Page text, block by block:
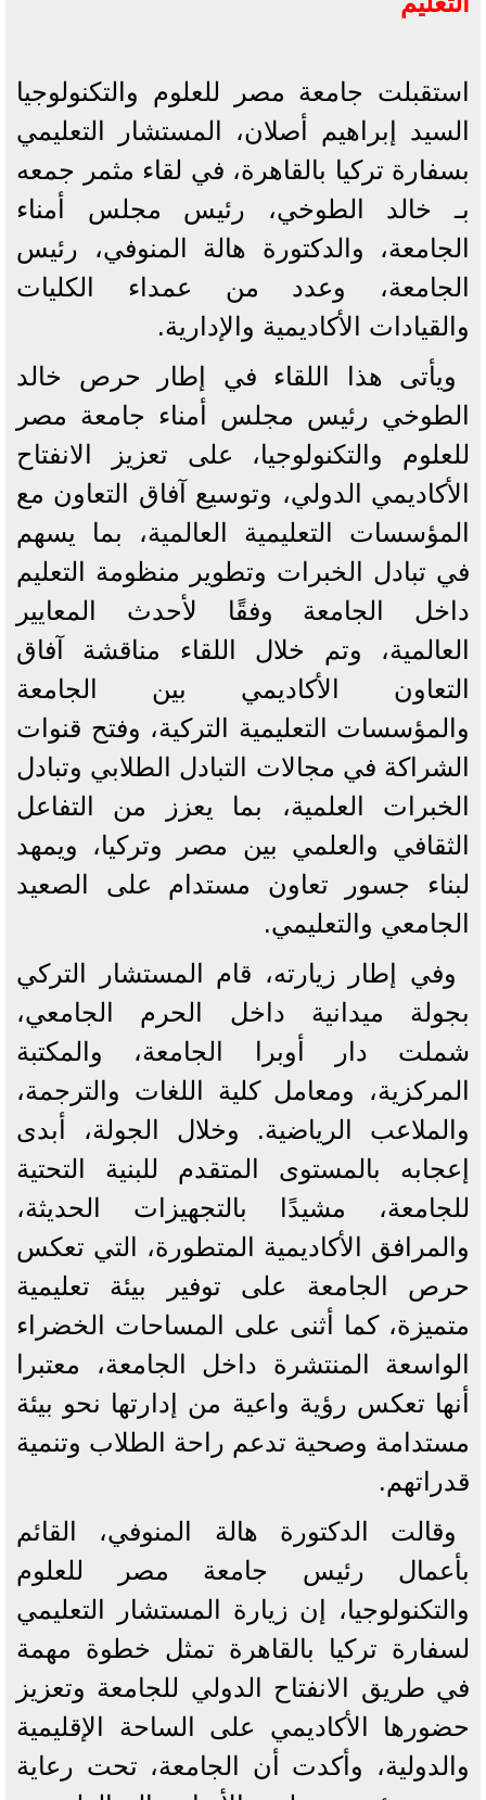
استقبلت جامعة مصر للعلوم والتكنولوجيا
السيد إبراهيم أصلان، المستشار التعليمي
بسفارة تركيا بالقاهرة، في لقاء مثمر جمعه
بـ خالد الطوخي، رئيس مجلس أمناء
الجامعة، والدكتورة هالة المنوفي، رئيس
الجامعة، وعدد من عمداء الكليات
والقيادات الأكاديمية والإدارية.
ويأتى هذا اللقاء في إطار حرص خالد
الطوخي رئيس مجلس أمناء جامعة مصر
للعلوم والتكنولوجيا، على تعزيز الانفتاح
الأكاديمي الدولي، وتوسيع آفاق التعاون مع
المؤسسات التعليمية العالمية، بما يسهم
في تبادل الخبرات وتطوير منظومة التعليم
داخل الجامعة وفقًا لأحدث المعايير
العالمية، وتم خلال اللقاء مناقشة آفاق
التعاون الأكاديمي بين الجامعة
والمؤسسات التعليمية التركية، وفتح قنوات
الشراكة في مجالات التبادل الطلابي وتبادل
الخبرات العلمية، بما يعزز من التفاعل
الثقافي والعلمي بين مصر وتركيا، ويمهد
لبناء جسور تعاون مستدام على الصعيد
الجامعي والتعليمي.
وفي إطار زيارته، قام المستشار التركي
بجولة ميدانية داخل الحرم الجامعي،
شملت دار أوبرا الجامعة، والمكتبة
المركزية، ومعامل كلية اللغات والترجمة،
والملاعب الرياضية. وخلال الجولة، أبدى
إعجابه بالمستوى المتقدم للبنية التحتية
للجامعة، مشيدًا بالتجهيزات الحديثة،
والمرافق الأكاديمية المتطورة، التي تعكس
حرص الجامعة على توفير بيئة تعليمية
متميزة، كما أثنى على المساحات الخضراء
الواسعة المنتشرة داخل الجامعة، معتبرا
أنها تعكس رؤية واعية من إدارتها نحو بيئة
مستدامة وصحية تدعم راحة الطلاب وتنمية
قدراتهم.
وقالت الدكتورة هالة المنوفي، القائم
بأعمال رئيس جامعة مصر للعلوم
والتكنولوجيا، إن زيارة المستشار التعليمي
لسفارة تركيا بالقاهرة تمثل خطوة مهمة
في طريق الانفتاح الدولي للجامعة وتعزيز
حضورها الأكاديمي على الساحة الإقليمية
والدولية، وأكدت أن الجامعة، تحت رعاية